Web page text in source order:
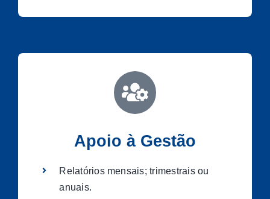
Apoio à Gestão
Relatórios mensais; trimestrais ou
anuais.